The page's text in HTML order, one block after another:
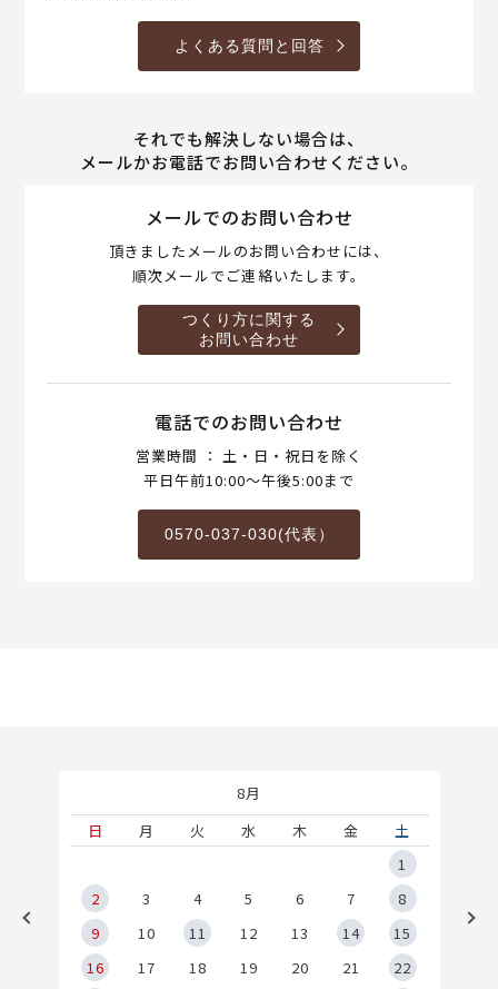
よくある質問と回答
それでも解決しない場合は、
メールかお電話でお問い合わせください。
メールでのお問い合わせ
頂きましたメールのお問い合わせには、
順次メールでご連絡いたします。
つくり方に関する
お問い合わせ
電話でのお問い合わせ
営業時間 ： 土・日・祝日を除く
平日午前10:00～午後5:00まで
0570-037-030(代表）
8月
日
月 火 水 木 金
土
1
2
3 4 5 6 7
8
9
10 11 12 13 14
15
16
17 18 19 20 21
22